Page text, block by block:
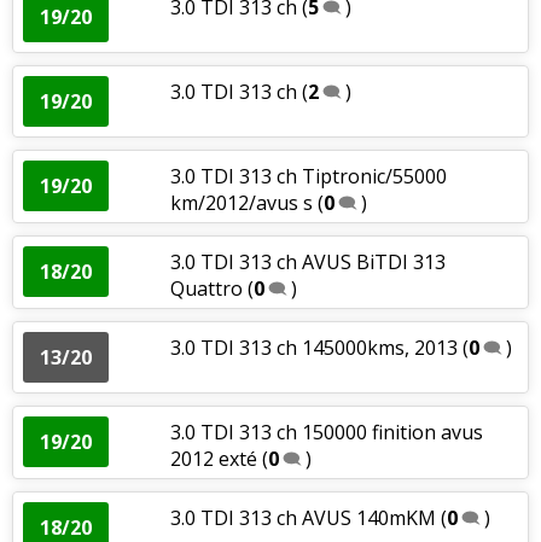
19/20 3.0 TDI 313 ch (5 )
19/20 3.0 TDI 313 ch (2 )
19/20
3.0 TDI 313 ch Tiptronic/55000
km/2012/avus s (0 )
18/20
3.0 TDI 313 ch AVUS BiTDI 313
Quattro (0 )
13/20 3.0 TDI 313 ch 145000kms, 2013 (0 )
19/20
3.0 TDI 313 ch 150000 finition avus
2012 exté (0 )
18/20 3.0 TDI 313 ch AVUS 140mKM (0 )